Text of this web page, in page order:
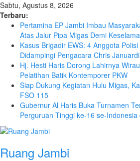
Sabtu, Agustus 8, 2026
Terbaru:
Pertamina EP Jambi Imbau
Atas Jalur Pipa Migas Demi
Kasus Brigadir EWS: 4 Anggota
Didampingi Pengacara Chris Januardi
Hj. Hesti Haris Dorong Lahirnya
Pelatihan Batik Kontemporer PKW
Siap Dukung Kegiatan Hulu Migas,
FSO 115
Gubernur Al Haris Buka Turnamen
Perguruan Tinggi ke-16 se-Indonesia
Ruang Jambi